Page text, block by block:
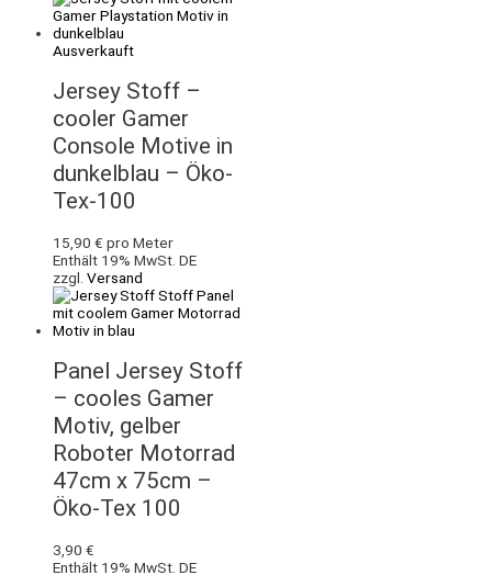
Ausverkauft
Jersey Stoff –
cooler Gamer
Console Motive in
dunkelblau – Öko-
Tex-100
15,90 € pro Meter
Enthält 19% MwSt. DE
zzgl. Versand
Panel Jersey Stoff
– cooles Gamer
Motiv, gelber
Roboter Motorrad
47cm x 75cm –
Öko-Tex 100
3,90 €
Enthält 19% MwSt. DE